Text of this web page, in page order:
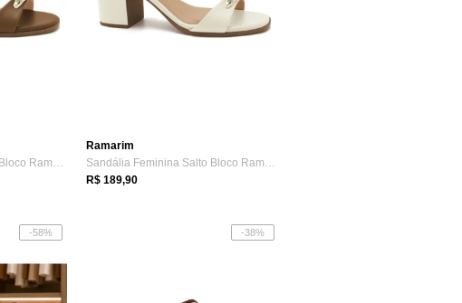
Sandália Feminina Salto Bloco Ramarim 26...
Ramarim
Sandália Feminina Salto Bloco Ramarim 26...
R$ 189,90
-58% -38%